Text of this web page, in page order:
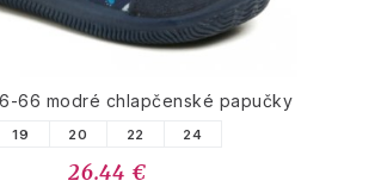
66 modré chlapčenské papučky
19 20 22 24
26.44 €